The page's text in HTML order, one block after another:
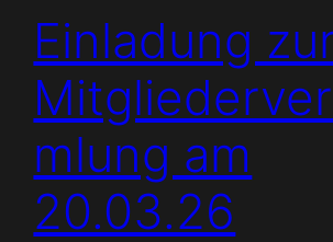
Einladung
mlung am
20.03.26